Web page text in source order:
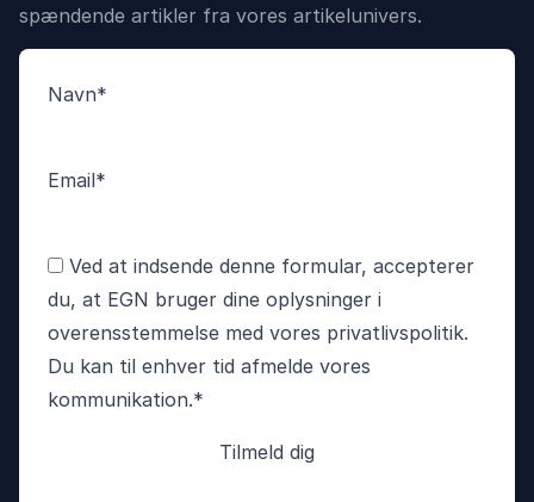
spændende artikler fra vores artikelunivers.
Navn*
Email*
Accepter
betingelser *
Ved at indsende denne formular, accepterer
du, at EGN bruger dine oplysninger i
overensstemmelse med vores privatlivspolitik.
Du kan til enhver tid afmelde vores
kommunikation.*